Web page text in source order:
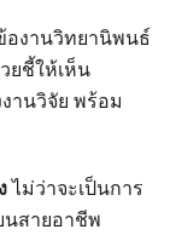
องานวิทยานิพนธ์
ยชี้ให้เห็น
านวิจัย พร้อม
ไม่ว่าจะเป็นการ
นสายอาชีพ